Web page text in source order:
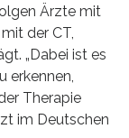
Ärzte mit
der CT,
„Dabei ist es
erkennen,
Therapie
im Deutschen